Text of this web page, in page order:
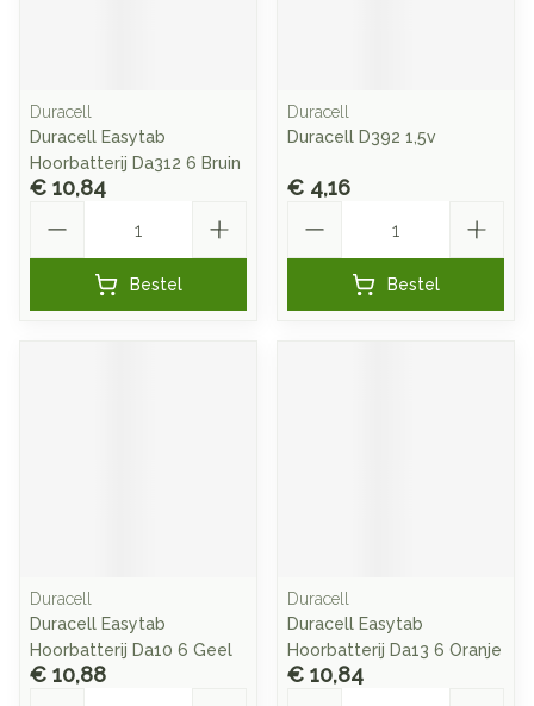
Duracell
Duracell Easytab
Hoorbatterij Da312 6 Bruin
€ 10,84
Bestel
Duracell
Duracell D392 1,5v
€ 4,16
Bestel
Duracell
Duracell Easytab
Hoorbatterij Da10 6 Geel
€ 10,88
Duracell
Duracell Easytab
Hoorbatterij Da13 6 Oranje
€ 10,84